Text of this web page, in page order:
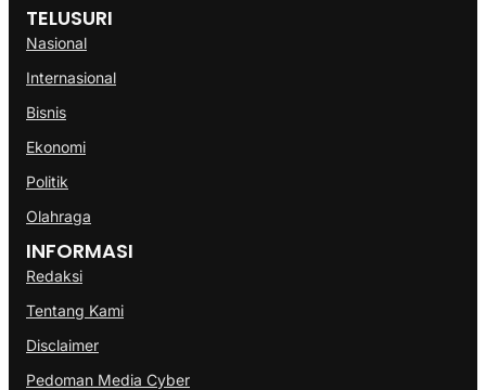
TELUSURI
Nasional
Internasional
Bisnis
Ekonomi
Politik
Olahraga
INFORMASI
Redaksi
Tentang Kami
Disclaimer
Pedoman Media Cyber